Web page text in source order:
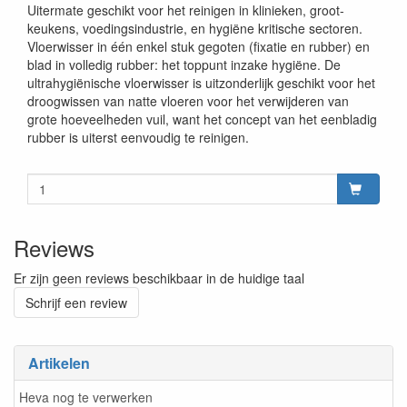
Artikelen
Heva nog te verwerken
Uitermate geschikt voor het reinigen in klinieken, groot-
keukens, voedingsindustrie, en hygiëne kritische sectoren.
Vloerwisser in één enkel stuk gegoten (fixatie en rubber) en
blad in volledig rubber: het toppunt inzake hygiëne. De
ultrahygiënische vloerwisser is uitzonderlijk geschikt voor het
droogwissen van natte vloeren voor het verwijderen van
grote hoeveelheden vuil, want het concept van het eenbladig
rubber is uiterst eenvoudig te reinigen.
Reviews
Er zijn geen reviews beschikbaar in de huidige taal
Schrijf een review